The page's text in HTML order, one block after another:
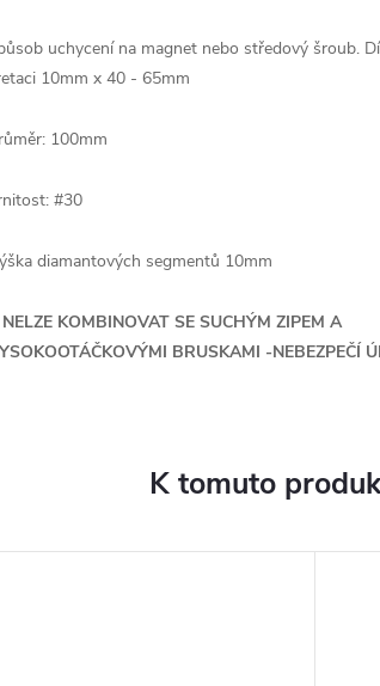
uchycení na magnet nebo středový šroub.
10mm x 40 - 65mm
100mm
#30
diamantových segmentů 10mm
NELZE KOMBINOVAT SE SUCHÝM ZIPEM A
BRUSKAMI -NEBEZPEČÍ
K tomuto